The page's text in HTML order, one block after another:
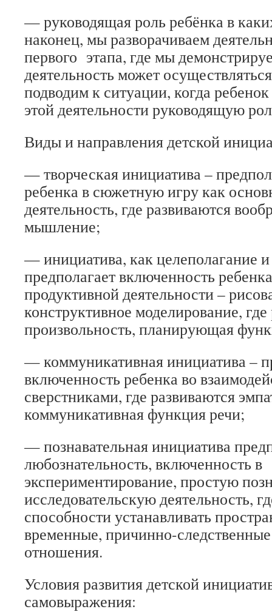
— руководящая роль ребёнка в
наконец, мы разворачиваем
первого этапа, где мы
деятельность может
подводим к ситуации, когда
этой деятельности руководящую
Виды и направления детской
— творческая инициатива –
ребенка в сюжетную игру как
деятельность, где развиваются
мышление;
— инициатива, как целеполагание
предполагает включенность
продуктивной деятельности –
конструктивное моделирование,
произвольность, планирующая
— коммуникативная инициатива –
включенность ребенка во
сверстниками, где развиваются
коммуникативная функция речи;
— познавательная инициатива
любознательность, включенность в
экспериментирование, простую
исследовательскую деятельность,
способности устанавливать
временные, причинно-
отношения.
Условия развития детской
самовыражения: